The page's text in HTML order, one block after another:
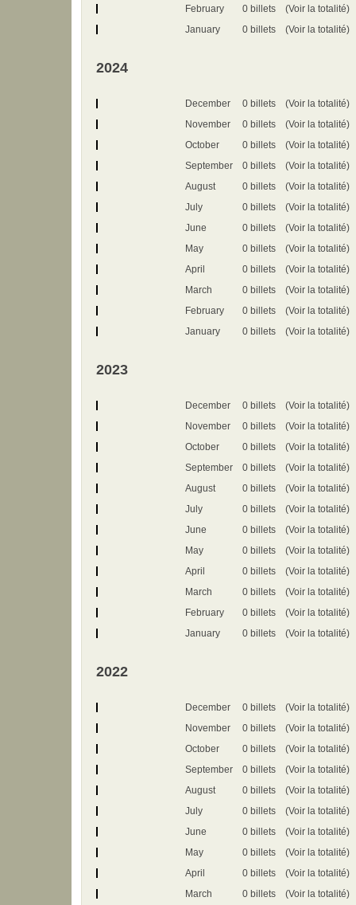
February
0 billets
(Voir la totalité)
January
0 billets (Voir la totalité)
2024
December 0 billets
(Voir la totalité)
November
0 billets
(Voir la totalité)
October
0 billets
(Voir la totalité)
September
0 billets
(Voir la totalité)
August
0 billets
(Voir la totalité)
July
0 billets
(Voir la totalité)
June
0 billets
(Voir la totalité)
May
0 billets
(Voir la totalité)
April
0 billets
(Voir la totalité)
March
0 billets
(Voir la totalité)
February
0 billets
(Voir la totalité)
January
0 billets (Voir la totalité)
2023
December 0 billets
(Voir la totalité)
November
0 billets
(Voir la totalité)
October
0 billets
(Voir la totalité)
September
0 billets
(Voir la totalité)
August
0 billets
(Voir la totalité)
July
0 billets
(Voir la totalité)
June
0 billets
(Voir la totalité)
May
0 billets
(Voir la totalité)
April
0 billets
(Voir la totalité)
March
0 billets
(Voir la totalité)
February
0 billets
(Voir la totalité)
January
0 billets (Voir la totalité)
2022
December 0 billets
(Voir la totalité)
November
0 billets
(Voir la totalité)
October
0 billets
(Voir la totalité)
September
0 billets
(Voir la totalité)
August
0 billets
(Voir la totalité)
July
0 billets
(Voir la totalité)
June
0 billets
(Voir la totalité)
May
0 billets
(Voir la totalité)
April
0 billets
(Voir la totalité)
March
0 billets
(Voir la totalité)